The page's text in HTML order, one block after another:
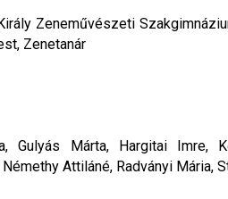
Zeneművészeti
Zenetanár
Gulyás Márta, Hargitai Imre,
Attiláné, Radványi Mária,